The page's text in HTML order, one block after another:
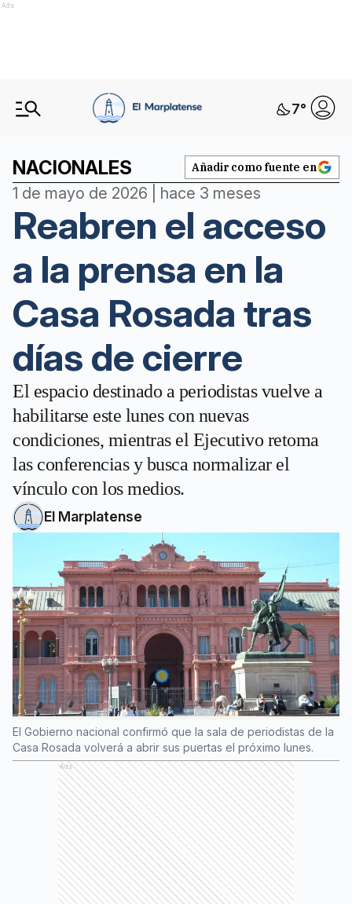
Ads
7°
NACIONALES Añadir como fuente en
1 de mayo de 2026 | hace 3 meses
Reabren el acceso
a la prensa en la
Casa Rosada tras
días de cierre
El espacio destinado a periodistas vuelve a
habilitarse este lunes con nuevas
condiciones, mientras el Ejecutivo retoma
las conferencias y busca normalizar el
vínculo con los medios.
El Marplatense
El Gobierno nacional confirmó que la sala de periodistas de la
Casa Rosada volverá a abrir sus puertas el próximo lunes.
Ads